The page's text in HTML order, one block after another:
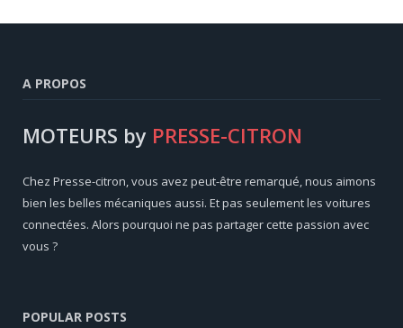
A PROPOS
MOTEURS by PRESSE-CITRON
Chez Presse-citron, vous avez peut-être remarqué, nous aimons
bien les belles mécaniques aussi. Et pas seulement les voitures
connectées. Alors pourquoi ne pas partager cette passion avec
vous ?
POPULAR POSTS